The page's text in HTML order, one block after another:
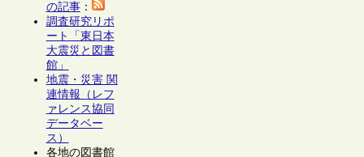
の記事：
調査研究リポ
ート「東日本
大震災と図書
館」
地震・災害 関
連情報（レフ
ァレンス協同
データベー
ス）
各地の図書館